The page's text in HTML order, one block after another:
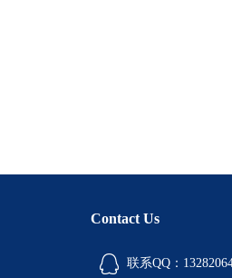
Contact Us
联系QQ：